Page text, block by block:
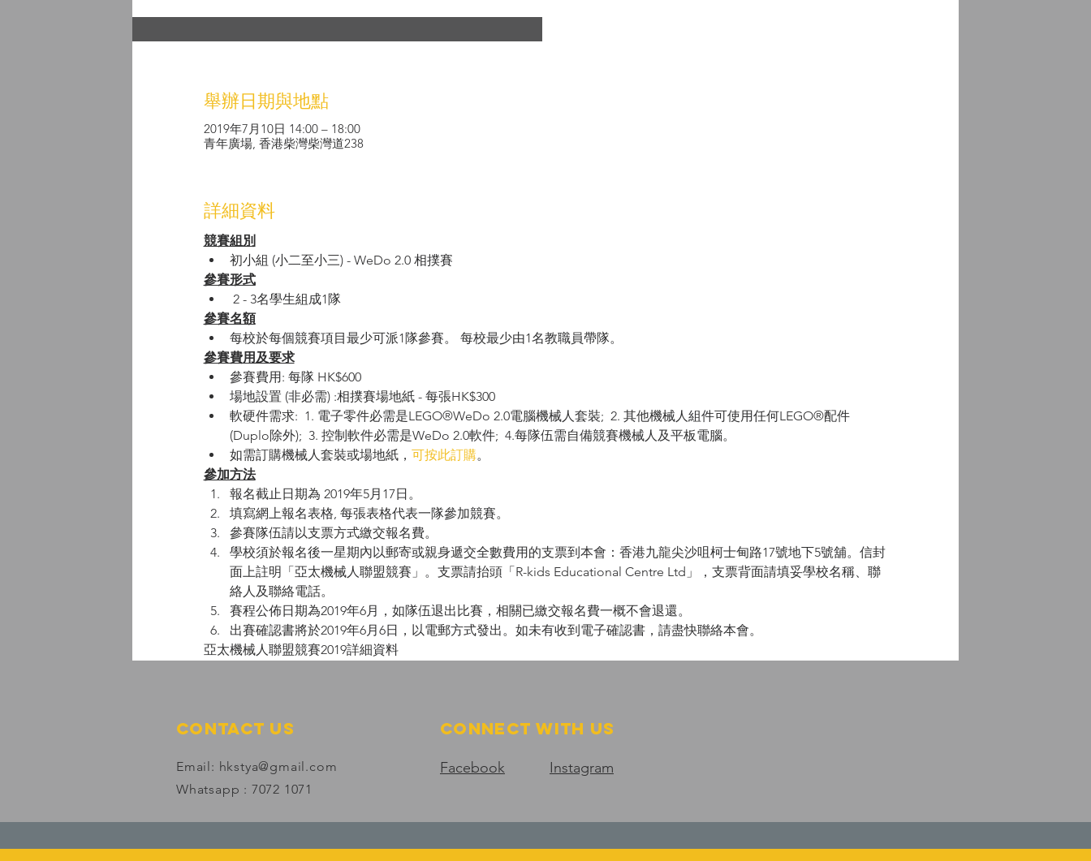
舉辦日期與地點
2019年7月10日 14:00 – 18:00
青年廣場, 香港柴灣柴灣道238
詳細資料
競賽組別
初小組 (小二至小三) - WeDo 2.0 相撲賽
參賽形式
2 - 3名學生組成1隊
參賽名額
每校於每個競賽項目最少可派1隊參賽。 每校最少由1名教職員帶隊。
參賽費用及要求
參賽費用: 每隊 HK$600
場地設置 (非必需) :相撲賽場地紙 - 每張HK$300
軟硬件需求:  1. 電子零件必需是LEGO®WeDo 2.0電腦機械人套裝;  2. 其他機械人組件可使用任何LEGO®配件
(Duplo除外);  3. 控制軟件必需是WeDo 2.0軟件;  4.每隊伍需自備競賽機械人及平板電腦。
如需訂購機械人套裝或場地紙， 可按此訂購。
參加方法
報名截止日期為 2019年5月17日。
填寫網上報名表格, 每張表格代表一隊參加競賽。
參賽隊伍請以支票方式繳交報名費。
學校須於報名後一星期內以郵寄或親身遞交全數費用的支票到本會：香港九龍尖沙咀柯士甸路17號地下5號舖。信封
面上註明「亞太機械人聯盟競賽」。支票請抬頭「R-kids Educational Centre Ltd」，支票背面請填妥學校名稱、聯
絡人及聯絡電話。
賽程公佈日期為2019年6月，如隊伍退出比賽，相關已繳交報名費一概不會退還。
出賽確認書將於2019年6月6日，以電郵方式發出。如未有收到電子確認書，請盡快聯絡本會。
亞太機械人聯盟競賽2019詳細資料
Contact Us Connect with us
Email: hkstya@gmail.com
Whatsapp : 7072 1071
Facebook Instagram